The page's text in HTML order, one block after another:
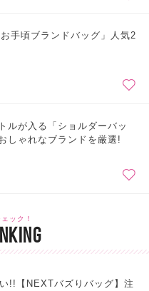
手頃ブランドバッグ」人気2
ルが入る「ショルダーバッ
しゃれなブランドを厳選!
ック！
!!【NEXTバズりバッグ】注